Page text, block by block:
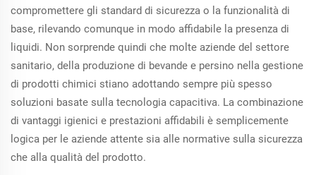
compromettere gli standard di sicurezza o la funzionalità di
base, rilevando comunque in modo affidabile la presenza di
liquidi. Non sorprende quindi che molte aziende del settore
sanitario, della produzione di bevande e persino nella gestione
di prodotti chimici stiano adottando sempre più spesso
soluzioni basate sulla tecnologia capacitiva. La combinazione
di vantaggi igienici e prestazioni affidabili è semplicemente
logica per le aziende attente sia alle normative sulla sicurezza
che alla qualità del prodotto.